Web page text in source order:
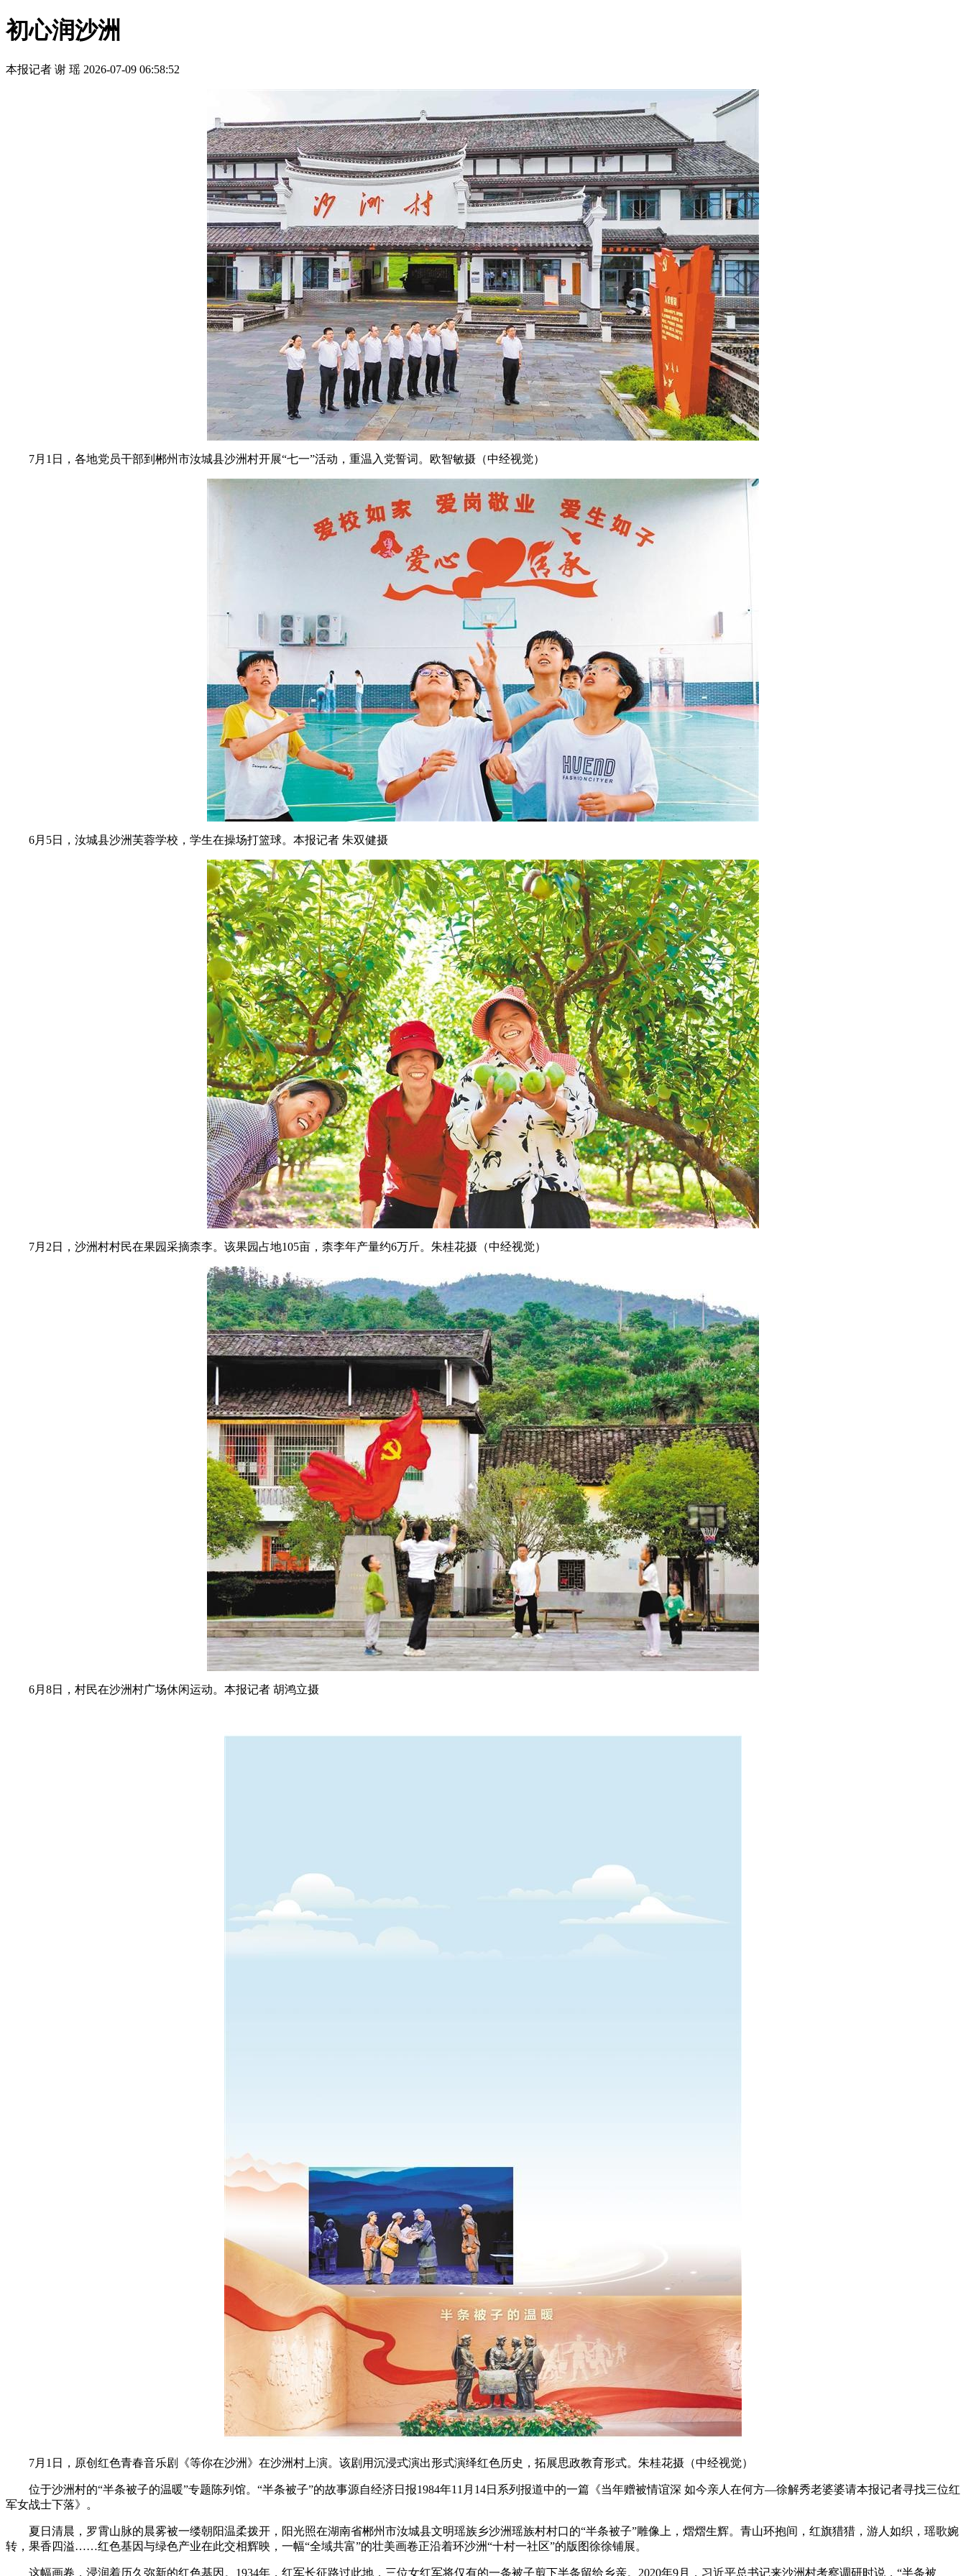
初心润沙洲
本报记者 谢 瑶 2026-07-09 06:58:52
7月1日，各地党员干部到郴州市汝城县沙洲村开展“七一”活动，重温入党誓词。 欧智敏摄 （中经视觉）
6月5日，汝城县沙洲芙蓉学校，学生在操场打篮球。 本报记者 朱双健摄
7月2日，沙洲村村民在果园采摘柰李。该果园占地105亩，柰李年产量约6万斤。 朱桂花摄 （中经视觉）
6月8日，村民在沙洲村广场休闲运动。 本报记者 胡鸿立摄
7月1日，原创红色青春音乐剧《等你在沙洲》在沙洲村上演。该剧用沉浸式演出形式演绎红色历史，拓展思政教育形式。朱桂花摄（中经视觉）
位于沙洲村的“半条被子的温暖”专题陈列馆。“半条被子”的故事源自经济日报1984年11月14日系列报道中的一篇《当年赠被情谊深 如今亲人在何方—徐解秀老婆婆请本报记者寻找三位红
军女战士下落》。
夏日清晨，罗霄山脉的晨雾被一缕朝阳温柔拨开，阳光照在湖南省郴州市汝城县文明瑶族乡沙洲瑶族村村口的“半条被子”雕像上，熠熠生辉。青山环抱间，红旗猎猎，游人如织，瑶歌婉
转，果香四溢……红色基因与绿色产业在此交相辉映，一幅“全域共富”的壮美画卷正沿着环沙洲“十村一社区”的版图徐徐铺展。
这幅画卷，浸润着历久弥新的红色基因。1934年，红军长征路过此地，三位女红军将仅有的一条被子剪下半条留给乡亲。2020年9月，习近平总书记来沙洲村考察调研时说，“半条被